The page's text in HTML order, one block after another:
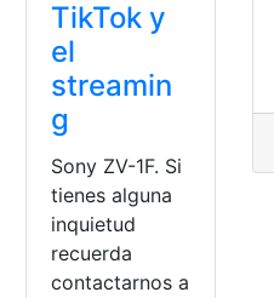
TikTok y
el
streamin
g
Sony ZV-1F. Si
tienes alguna
inquietud
recuerda
contactarnos a